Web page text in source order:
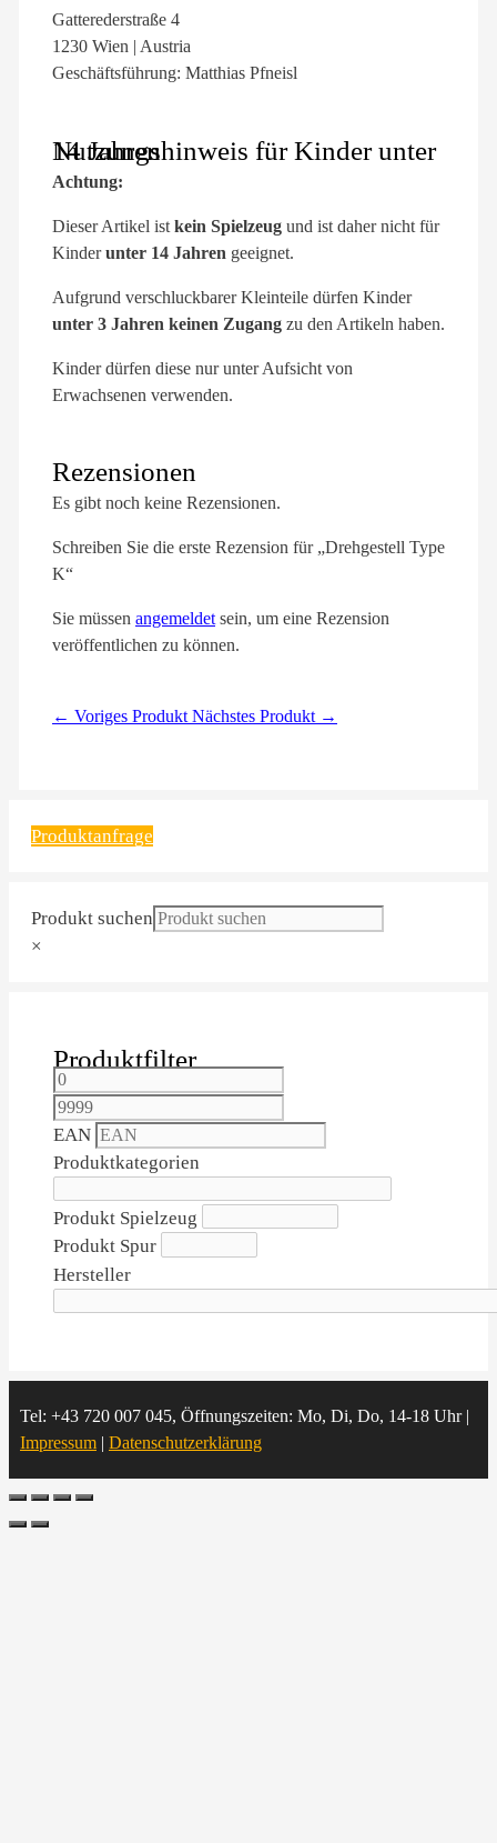
Gatterederstraße 4
1230 Wien | Austria
Geschäftsführung: Matthias Pfneisl
Nutzungshinweis für Kinder unter 14 Jahren
Achtung:
Dieser Artikel ist kein Spielzeug und ist daher nicht für
Kinderunter 14 Jahren geeignet.
Aufgrund verschluckbarer Kleinteile dürfen Kinder
unter 3 Jahren keinen Zugang zu den Artikeln haben.
Kinder dürfen diese nur unter Aufsicht von
Erwachsenen verwenden.
Rezensionen
Es gibt noch keine Rezensionen.
Schreiben Sie die erste Rezension für „Drehgestell Type
K“
Sie müssen angemeldet sein, um eine Rezension
veröffentlichen zu können.
← Voriges Produkt Nächstes Produkt →
Produktanfrage
Produkt suchen
×
Produktfilter
EAN
Produktkategorien
Produkt Spielzeug
Produkt Spur
Hersteller
Tel: +43 720 007 045, Öffnungszeiten: Mo, Di, Do, 14-18 Uhr |
Impressum | Datenschutzerklärung